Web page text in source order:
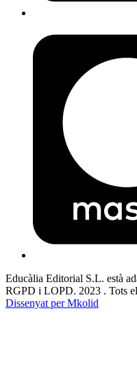
Educàlia Editorial S.L. està
RGPD i LOPD. 2023 . Tots
Dissenyat per Mkolid